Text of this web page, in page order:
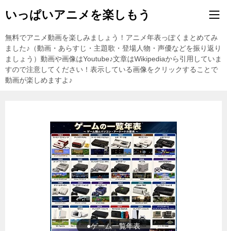
いっぱいアニメを楽しもう
無料でアニメ動画を楽しみましょう！アニメ年表っぽくまとめてみ
ました♪（動画・あらすじ・主題歌・登場人物・声優などを振り返り
ましょう）動画や画像はYoutube♪文章はWikipediaから引用していま
すので注意してください！表示している画像をクリックすることで
動画が楽しめますよ♪
●東方Projectの紹介